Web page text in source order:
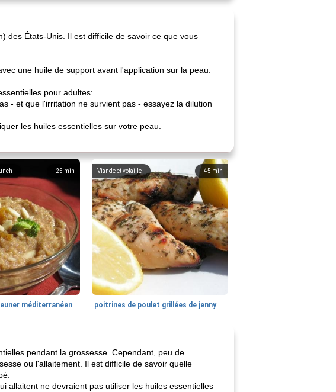
des États-Unis. Il est difficile de savoir ce que vous
une huile de support avant l'application sur la peau.
pour adultes:
- et que l'irritation ne survient pas - essayez la dilution
les huiles essentielles sur votre peau.
25 min
méditerranéen
45 min
Viande et volaille
poitrines de poulet grillées de jenny
pendant la grossesse. Cependant, peu de
ou l'allaitement. Il est difficile de savoir quelle
allaitent ne devraient pas utiliser les huiles essentielles